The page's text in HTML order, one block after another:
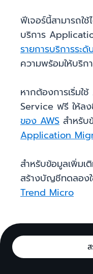
ฟีเจอร์นี้สามารถใ
บริการ
รายการบริการระ
ความพร้อมให้บริก
หากต้องการเริ่ม
Service ฟรี ให้ลง
ของ AWS สำหรับ
Application
สำหรับข้อมูลเพิ่มเ
สร้างบัญชีทดลอง
Trend Micro